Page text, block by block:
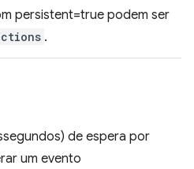
persistent=true podem ser
.
de espera por
um evento